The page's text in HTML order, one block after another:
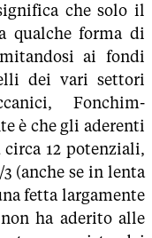
che solo il
qualche forma di
ai fondi
dei vari settori
Fonchim-
è che gli aderenti
12 potenziali,
(anche se in lenta
fetta largamente
ha aderito alle